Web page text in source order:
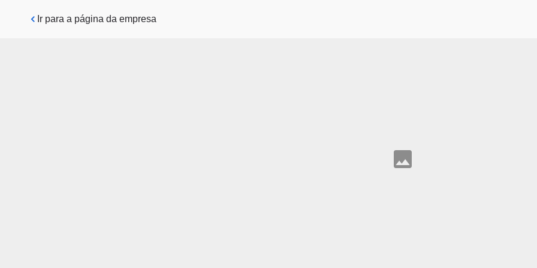
Pular para o conteúdo principal
Ir para a página da empresa